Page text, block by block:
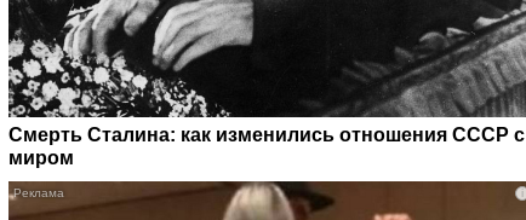
Смерть Сталина: как изменились отношения СССР с
миром
i